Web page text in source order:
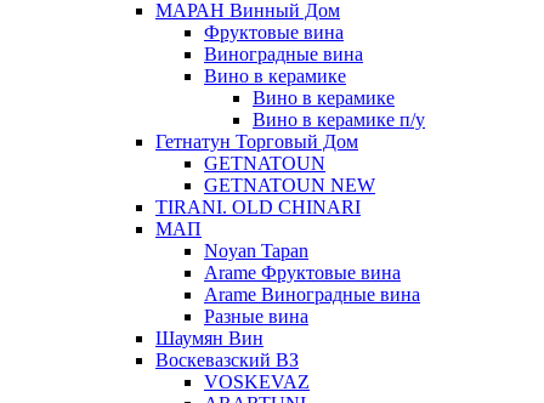
МАРАН Винный Дом
Фруктовые вина
Виноградные вина
Вино в керамике
Вино в керамике
Вино в керамике п/у
Гетнатун Торговый Дом
GETNATOUN
GETNATOUN NEW
TIRANI. OLD CHINARI
МАП
Noyan Tapan
Arame Фруктовые вина
Arame Виноградные вина
Разные вина
Шаумян Вин
Воскевазский ВЗ
VOSKEVAZ